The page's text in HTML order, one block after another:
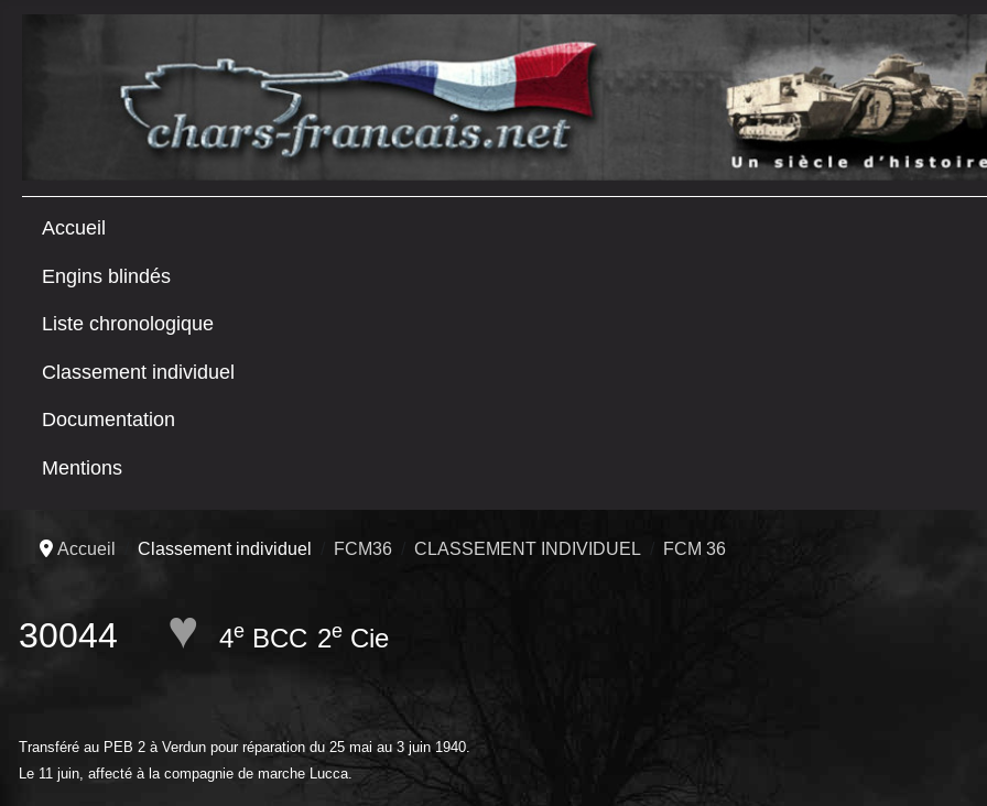
Accueil
Engins blindés
Liste chronologique
Classement individuel
Documentation
Mentions
Accueil Classement individuel FCM36 CLASSEMENT INDIVIDUEL FCM 36
30044 ♥ 4e BCC 2e Cie
Transféré au PEB 2 à Verdun pour réparation du 25 mai au 3 juin 1940.
Le 11 juin, affecté à la compagnie de marche Lucca.